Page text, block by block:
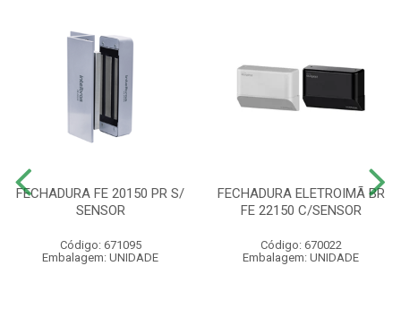
FECHADURA FE 20150 PR S/
SENSOR
Código: 671095
Embalagem: UNIDADE
FECHADURA ELETROIMÃ BR
FE 22150 C/SENSOR
Código: 670022
Embalagem: UNIDADE